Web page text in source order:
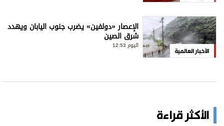
الأخبار العالمية
الإعصار «دولفين» يضرب جنوب اليابان ويهدد
شرق الصين
اليوم 12:53
الأكثر قراءة